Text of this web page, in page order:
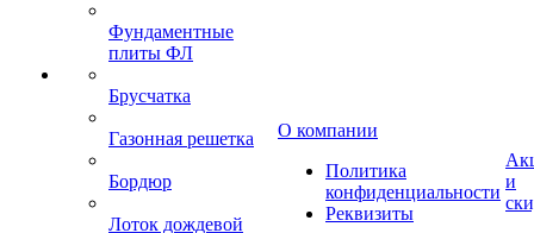
Фундаментные
плиты ФЛ
Брусчатка
Газонная решетка
Бордюр
Лоток дождевой
О компании
Политика
конфиденциальности
Реквизиты
и